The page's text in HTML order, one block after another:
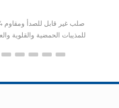
للمذيبات الحمضية والقلوية